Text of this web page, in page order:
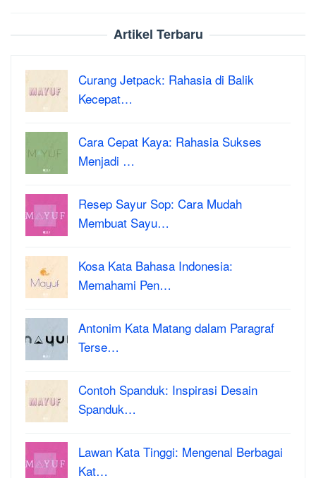
Artikel Terbaru
Curang Jetpack: Rahasia di Balik
Kecepat…
Cara Cepat Kaya: Rahasia Sukses
Menjadi …
Resep Sayur Sop: Cara Mudah
Membuat Sayu…
Kosa Kata Bahasa Indonesia:
Memahami Pen…
Antonim Kata Matang dalam Paragraf
Terse…
Contoh Spanduk: Inspirasi Desain
Spanduk…
Lawan Kata Tinggi: Mengenal Berbagai
Kat…